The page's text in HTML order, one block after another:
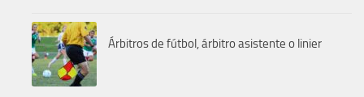
Árbitros de fútbol, árbitro asistente o linier